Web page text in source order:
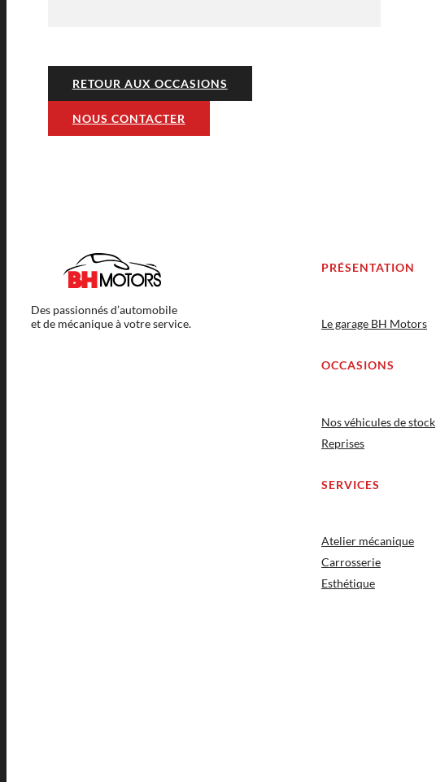
RETOUR AUX OCCASIONS
NOUS CONTACTER
Des passionnés d’automobile
et de mécanique à votre service.
PRÉSENTATION
Le garage BH Motors
OCCASIONS
Nos véhicules de stock
Reprises
SERVICES
Atelier mécanique
Carrosserie
Esthétique